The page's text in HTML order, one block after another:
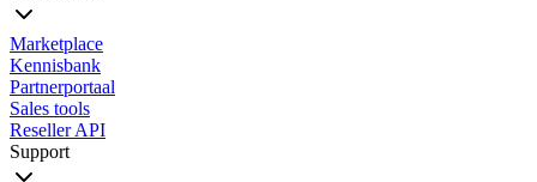
Marketplace
Kennisbank
Partnerportaal
Sales tools
Reseller API
Support